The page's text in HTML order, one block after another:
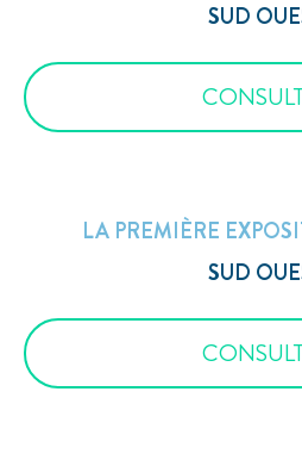
SUD
LA PREMIÈRE
SUD